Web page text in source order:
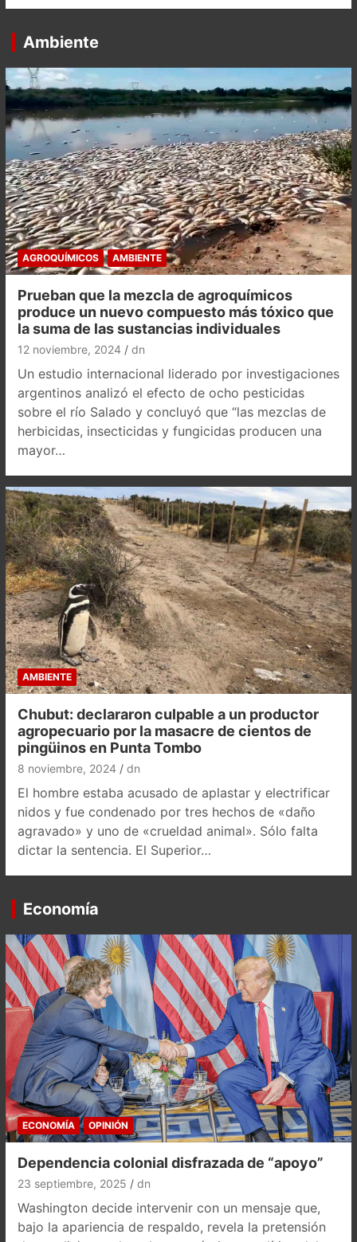
Ambiente
AGROQUÍMICOS AMBIENTE
Prueban que la mezcla de agroquímicos
produce un nuevo compuesto más tóxico que
la suma de las sustancias individuales
12 noviembre, 2024 dn
Un estudio internacional liderado por investigaciones
argentinos analizó el efecto de ocho pesticidas
sobre el río Salado y concluyó que “las mezclas de
herbicidas, insecticidas y fungicidas producen una
mayor…
AMBIENTE
Chubut: declararon culpable a un productor
agropecuario por la masacre de cientos de
pingüinos en Punta Tombo
8 noviembre, 2024 dn
El hombre estaba acusado de aplastar y electrificar
nidos y fue condenado por tres hechos de «daño
agravado» y uno de «crueldad animal». Sólo falta
dictar la sentencia. El Superior…
Economía
ECONOMÍA OPINIÓN
Dependencia colonial disfrazada de “apoyo”
23 septiembre, 2025 dn
Washington decide intervenir con un mensaje que,
bajo la apariencia de respaldo, revela la pretensión